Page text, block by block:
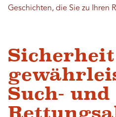
Geschichten, die Sie zu Ihren
Sicherheit
Such- und